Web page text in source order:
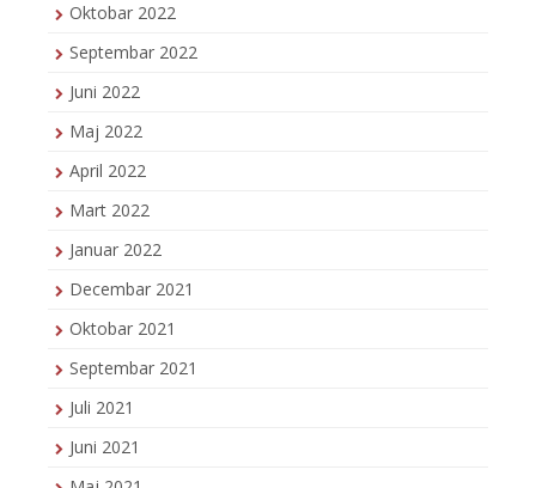
Oktobar 2022
Septembar 2022
Juni 2022
Maj 2022
April 2022
Mart 2022
Januar 2022
Decembar 2021
Oktobar 2021
Septembar 2021
Juli 2021
Juni 2021